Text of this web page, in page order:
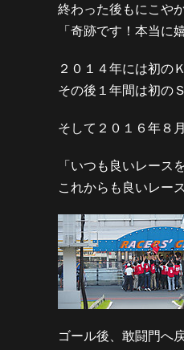
終わった後もにこや
「奇跡です！本当に
２０１４年には初の
その後１年間は初の
そして２０１６年８
「いつも良いレース
これからも良いレー
ゴール後、敢闘門へ